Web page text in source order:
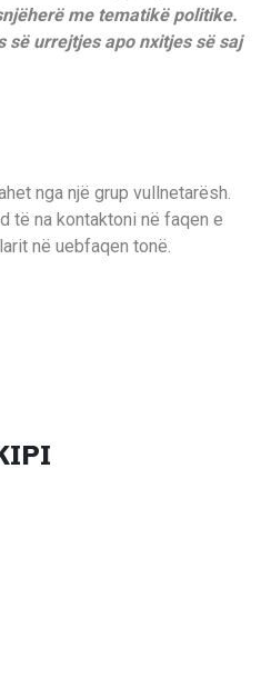
me tematikë politike.
së urrejtjes apo nxitjes së saj
nga një grup vullnetarësh.
të na kontaktoni në faqen e
në uebfaqen tonë.